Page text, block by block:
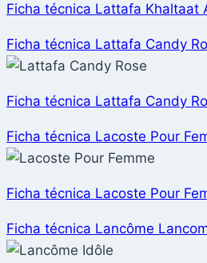
Ficha técnica Lattafa Khaltaat
Ficha técnica Lattafa Candy
Ficha técnica Lattafa Candy
Ficha técnica Lacoste Pour
Ficha técnica Lacoste Pour
Ficha técnica Lancôme